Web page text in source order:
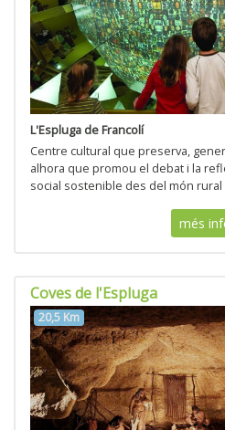
L'Espluga de Francolí
Centre cultural que preserva,
alhora que promou el debat i la
social sostenible des del món rural
més
Coves de l'Espluga
20,5 Km